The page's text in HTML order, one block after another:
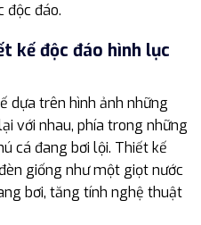
độc đáo.
kế độc đáo hình lục
dựa trên hình ảnh những
với nhau, phía trong những
cá đang bơi lội. Thiết kế
giống như một giọt nước
bơi, tăng tính nghệ thuật